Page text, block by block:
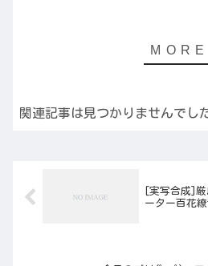
関連記事は見つかりませんでし
[実写合成]
ーター百花繚